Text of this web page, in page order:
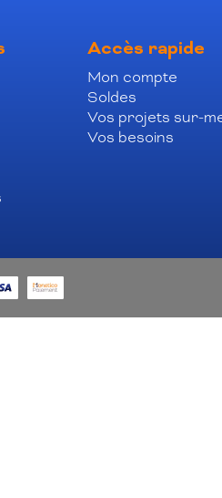
Accès rapide
Mon compte
Soldes
Vos projets sur-
Vos besoins